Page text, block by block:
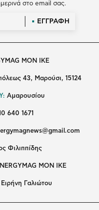
στο email σας.
ΕΓΓΡΑΦΗ
MON IKE
43, Μαρούσι, 15124
Αμαρουσίου
640 1671
Φιλιππίδης
ΜΟΝ ΙΚΕ
Ειρήνη Γαλιώτου